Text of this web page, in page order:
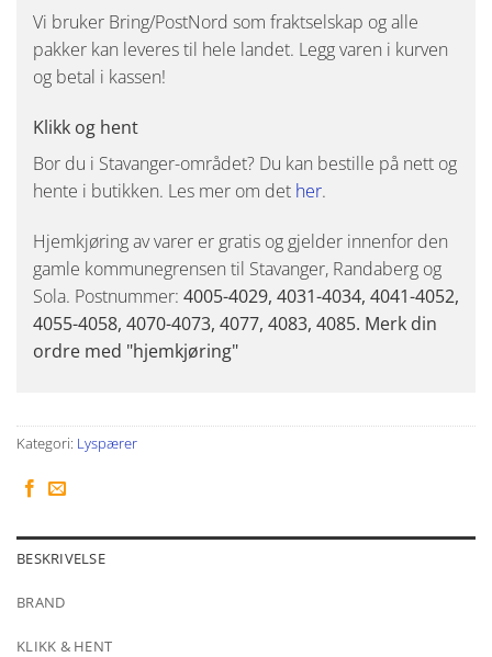
Vi bruker Bring/PostNord som fraktselskap og alle
pakker kan leveres til hele landet. Legg varen i kurven
og betal i kassen!
Klikk og hent
Bor du i Stavanger-området? Du kan bestille på nett og
hente i butikken. Les mer om det her.
Hjemkjøring av varer er gratis og gjelder innenfor den
gamle kommunegrensen til Stavanger, Randaberg og
Sola. Postnummer: 4005-4029, 4031-4034, 4041-4052,
4055-4058, 4070-4073, 4077, 4083, 4085. Merk din
ordre med "hjemkjøring"
Kategori: Lyspærer
BESKRIVELSE
BRAND
KLIKK & HENT